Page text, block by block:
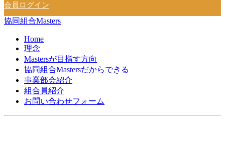
会員ログイン
協同組合Masters
Home
理念
Mastersが目指す方向
協同組合Mastersだからできる
事業部会紹介
組合員紹介
お問い合わせフォーム